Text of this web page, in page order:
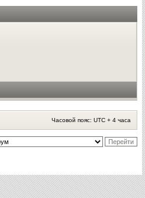
Часовой пояс: UTC + 4 часа